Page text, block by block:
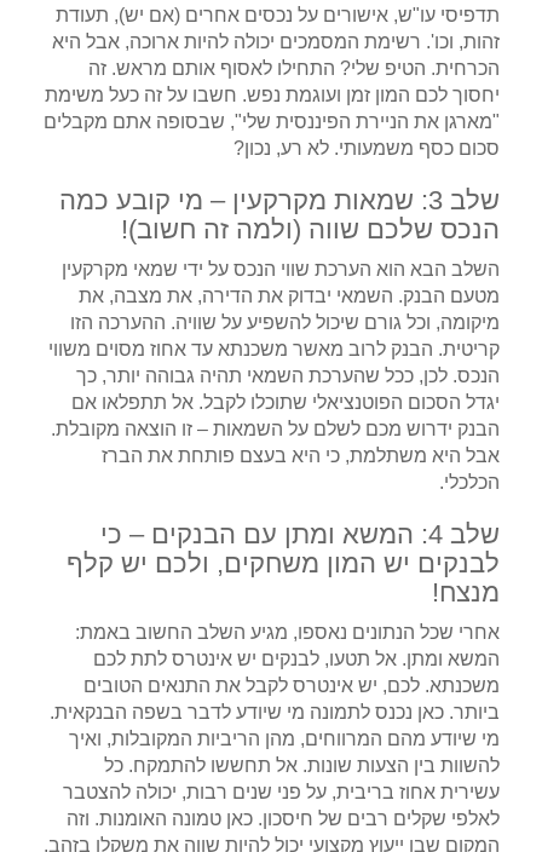
תדפיסי עו"ש, אישורים על נכסים אחרים (אם יש), תעודת
זהות, וכו'. רשימת המסמכים יכולה להיות ארוכה, אבל היא
הכרחית. הטיפ שלי? התחילו לאסוף אותם מראש. זה
יחסוך לכם המון זמן ועוגמת נפש. חשבו על זה כעל משימת
"מארגן את הניירת הפיננסית שלי", שבסופה אתם מקבלים
סכום כסף משמעותי. לא רע, נכון?
שלב 3: שמאות מקרקעין – מי קובע כמה
הנכס שלכם שווה (ולמה זה חשוב)!
השלב הבא הוא הערכת שווי הנכס על ידי שמאי מקרקעין
מטעם הבנק. השמאי יבדוק את הדירה, את מצבה, את
מיקומה, וכל גורם שיכול להשפיע על שוויה. ההערכה הזו
קריטית. הבנק לרוב מאשר משכנתא עד אחוז מסוים משווי
הנכס. לכן, ככל שהערכת השמאי תהיה גבוהה יותר, כך
יגדל הסכום הפוטנציאלי שתוכלו לקבל. אל תתפלאו אם
הבנק ידרוש מכם לשלם על השמאות – זו הוצאה מקובלת.
אבל היא משתלמת, כי היא בעצם פותחת את הברז
הכלכלי.
שלב 4: המשא ומתן עם הבנקים – כי
לבנקים יש המון משחקים, ולכם יש קלף
מנצח!
אחרי שכל הנתונים נאספו, מגיע השלב החשוב באמת:
המשא ומתן. אל תטעו, לבנקים יש אינטרס לתת לכם
משכנתא. לכם, יש אינטרס לקבל את התנאים הטובים
ביותר. כאן נכנס לתמונה מי שיודע לדבר בשפה הבנקאית.
מי שיודע מהם המרווחים, מהן הריביות המקובלות, ואיך
להשוות בין הצעות שונות. אל תחששו להתמקח. כל
עשירית אחוז בריבית, על פני שנים רבות, יכולה להצטבר
לאלפי שקלים רבים של חיסכון. כאן טמונה האומנות. וזה
המקום שבו ייעוץ מקצועי יכול להיות שווה את משקלו בזהב.